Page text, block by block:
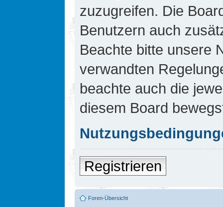
zuzugreifen. Die
Benutzern auch
Beachte bitte unsere
verwandten
beachte auch die
diesem Board
Registrieren
Foren-Übersicht